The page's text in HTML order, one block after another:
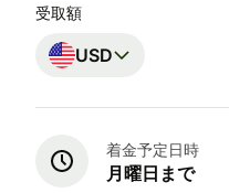
受取額
USD
着金予定日時
月曜日まで